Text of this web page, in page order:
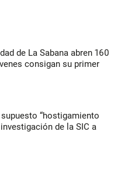
de La Sabana abren 160
consigan su primer
“hostigamiento
de la SIC a